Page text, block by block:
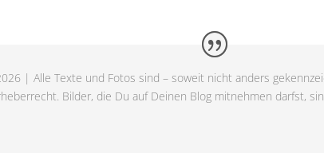
| Alle Texte und Fotos sind – soweit nicht anders
Bilder, die Du auf Deinen Blog mitnehmen darfst,